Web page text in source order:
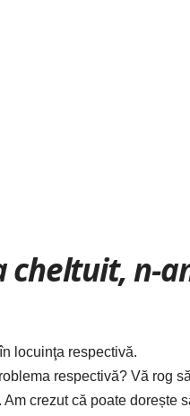
cheltuit, n-
locuinţa respectivă.
respectivă? Vă rog
crezut că poate dorește